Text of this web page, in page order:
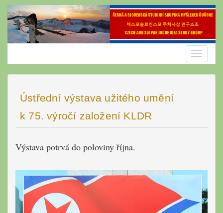
Skip
content
Toggle
Ústřední výstava užitého umění
k 75. výročí založení KLDR
Výstava potrvá do poloviny října.